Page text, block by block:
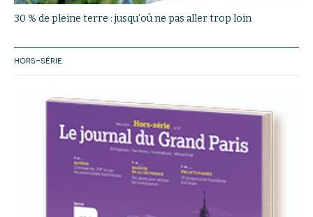
30 % de pleine terre : jusqu’où ne pas aller trop loin
HORS-SÉRIE